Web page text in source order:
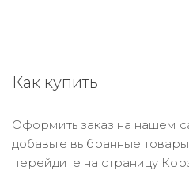
Как купить
Оформить заказ на нашем
добавьте выбранные
перейдите на страницу